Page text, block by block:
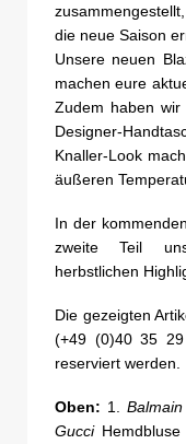
die neue Saison
Unsere neuen
machen eure
Zudem haben wir
Designer-
Knaller-Look
äußeren
In der
zweite Teil
herbstlichen
Die gezeigten
(+49 (0)40 35
reserviert werden.
Oben: 1.Balmain
GucciHemdbluse